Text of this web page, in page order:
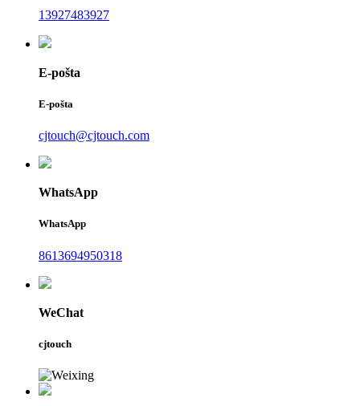
13927483927
E-pošta
E-pošta
cjtouch@cjtouch.com
WhatsApp
WhatsApp
8613694950318
WeChat
cjtouch